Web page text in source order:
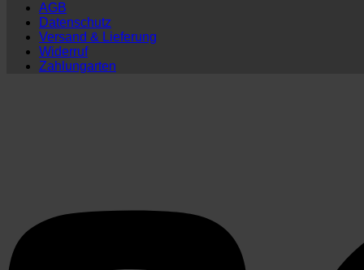
AGB
Datenschutz
Versand & Lieferung
Widerruf
Zahlungarten